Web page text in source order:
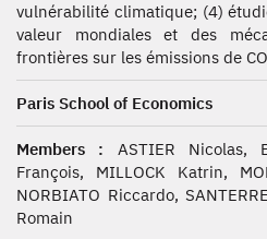
vulnérabilité climatique; (4)
valeur mondiales et des
frontières sur les émissions de
Paris School of Economics
Members : ASTIER Nicolas,
François, MILLOCK Katrin,
NORBIATO Riccardo,
Romain